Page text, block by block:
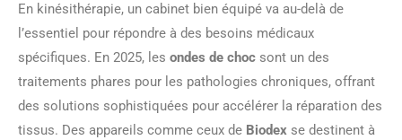
En kinésithérapie, un cabinet bien équipé va au-delà de
l’essentiel pour répondre à des besoins médicaux
spécifiques. En 2025, les ondes de choc sont un des
traitements phares pour les pathologies chroniques, offrant
des solutions sophistiquées pour accélérer la réparation des
tissus. Des appareils comme ceux de Biodex se destinent à